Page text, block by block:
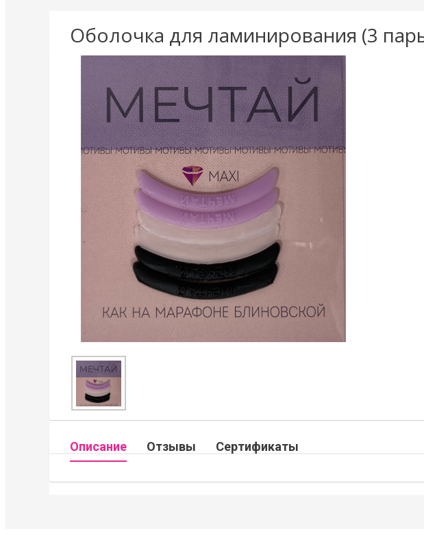
Оболочка для ламинирования (3
Описание Отзывы Сертификаты